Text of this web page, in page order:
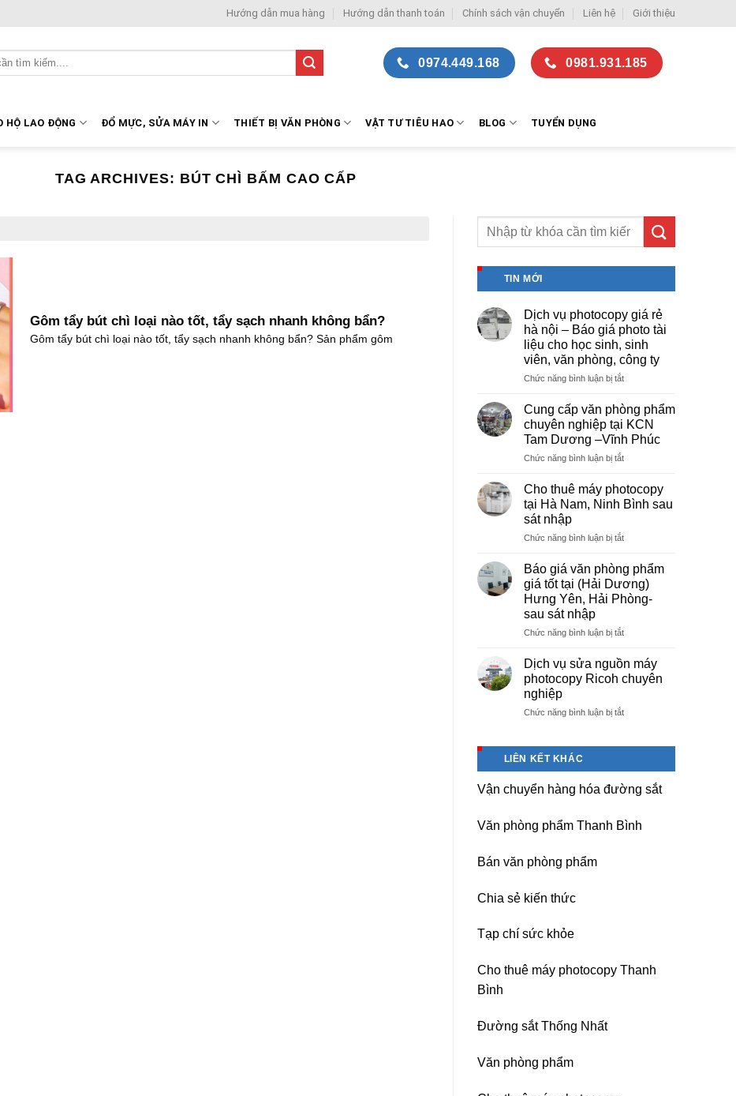
Hướng dẫn mua hàng Hướng dẫn thanh toán Chính sách vận chuyển Liên hệ Giới thiệu
0974.449.168 0981.931.185
HỘ LAO ĐỘNG ĐỔ MỰC, SỬA MÁY IN THIẾT BỊ VĂN PHÒNG VẬT TƯ TIÊU HAO BLOG TUYỂN DỤNG
TAG ARCHIVES: BÚT CHÌ BẤM CAO CẤP
Gôm tẩy bút chì loại nào tốt, tẩy sạch nhanh không bẩn?
Gôm tẩy bút chì loại nào tốt, tẩy sạch nhanh không bẩn? Sản phẩm gôm
TIN MỚI
Dịch vụ photocopy giá rẻ
hà nội – Báo giá photo tài
liệu cho học sinh, sinh
viên, văn phòng, công ty
Chức năng bình luận bị tắtở
vụ
photocopy
giá
rẻ
hà
–
Báo
giá
tài
cho
học
sinh,
sinh
văn
công
ty
Cung cấp văn phòng phẩm
chuyên nghiệp tại KCN
Tam Dương –Vĩnh Phúc
Chức năng bình luận bị tắtở
cấp
văn
phòng
chuyên
tại
KCN
Tam
Dương
Vĩnh
Cho thuê máy photocopy
tại Hà Nam, Ninh Bình sau
sát nhập
Chức năng bình luận bị tắtở
máy
photocopy
tại
Nam,
sau
sát
Báo giá văn phòng phẩm
giá tốt tại (Hải Dương)
Hưng Yên, Hải Phòng-
sau sát nhập
Chức năng bình luận bị tắtở
văn
phòng
giá
Yên,
Phòng-
sau
Dịch vụ sửa nguồn máy
photocopy Ricoh chuyên
nghiệp
Chức năng bình luận bị tắtở
photocopy
chuyên
nghiệp
LIÊN KẾT KHÁC
Vận chuyển hàng hóa đường sắt
Văn phòng phẩm Thanh Bình
Bán văn phòng phẩm
Chia sẻ kiến thức
Tạp chí sức khỏe
Cho thuê máy photocopy Thanh
Bình
Đường sắt Thống Nhất
Văn phòng phẩm